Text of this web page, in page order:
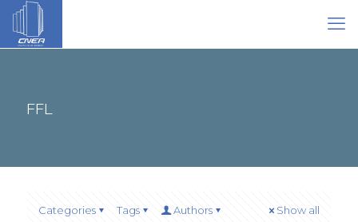
FFL
Categories Tags Authors Show all